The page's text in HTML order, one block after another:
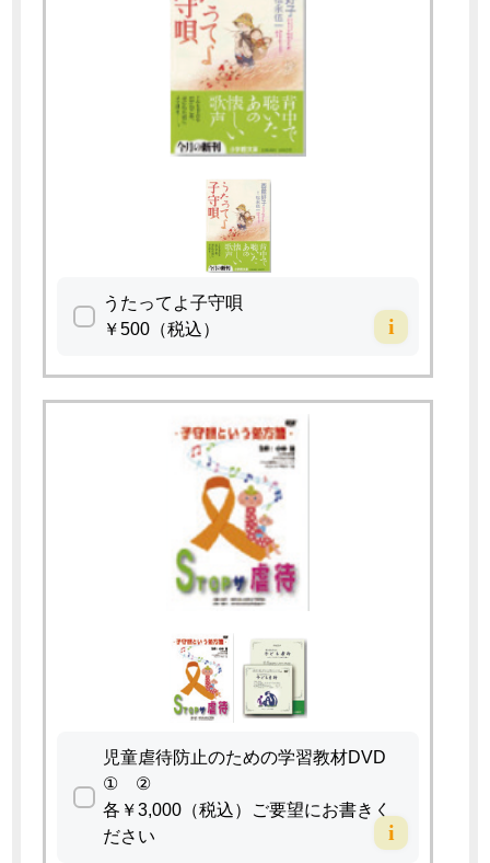
日本の子守唄・最新刊 / 西舘好子
こころに沁みる日本のうた 西舘好子著
「故郷」「赤とんぼ」「こいのぼり」・・・・・。幼い頃
に聞き、うたったあのうた、このうた。口ずさめば、ふと
記憶がよみがえり、ほんのりと甘く、どこか切ない、あの
時、あのままの風景がー。
やさしいぬくもりに心が和む、名曲たちのエッセイ集
三味線演奏家・作曲家本條秀太朗によるこもりうた。
vol.1:子守の役・津軽子守歌・角舘子守歌・置賜の子守歌
小坪いかとり歌・スイタカジュンサイ・根来子守歌
Vol.2:八瀬子守歌・天満の子守歌・ナルトの子守歌
宇目歌げんか・福連木子守歌・ようかい（種子島子守
うたい継ごうよ子守唄
西舘好子・長田暁二の対談集
二人の歌の思い出からその時の時代が見えてくる。音楽と
ともにどのように生きてきたのか、その当時の暮らしぶり
がよくわかる一冊です。抱腹絶倒の対談集。
日本子守唄協会所蔵の約1,000曲もの子守唄から「これだけ
はおさえておきたい」
珠玉の子守唄10曲をセレクト。
必ず聞き覚えのある子守唄が見つかります。
曲の冒頭にそれぞれ子守唄の元唄が歌われています。
藤村志保による子守唄の詩の朗読付き。
うたってよ子守唄
￥500（税込）
i
うたってよ子守唄 文庫本 西舘好子著
郷里・先祖・私たちのDNAをも飲み込んで歌い継がれてき
著者は日本全国を訪ね、まとめ上げた。
読む者の心に懐かしさと安らぎを生み、命の尊さを再認識
させる、温もりの一冊。
児童虐待防止のための学習教材DVD
① ②
各￥3,000（税込）ご要望にお書きく
ださい
i
書付き（DVDカラー 24分・STEREO)
やさしい心で子どもに接するために４人の専門家の先
生がわかりやすく説明してくださいます。
出演：小林登・中川志郎・湯川れい子・赤枝恒雄
②ー起こる前に考える子ども虐待DVD (DVDカラー39分・
ー子どもたちに明るい笑顔を子守唄協会がおくる見て
ためになる「子ども虐待」防止の入門教材。